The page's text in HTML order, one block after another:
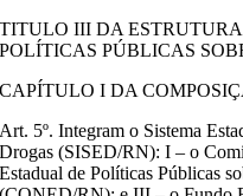
TITULO III DA
POLÍTICAS PÚBLICAS
CAPÍTULO I DA
Art. 5º. Integram o Sistema
Drogas (SISED/RN): I – o
Estadual de Políticas Públicas